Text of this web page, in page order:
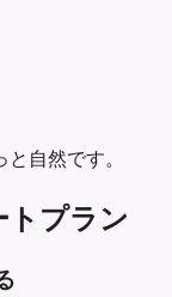
自然です。
トプラン